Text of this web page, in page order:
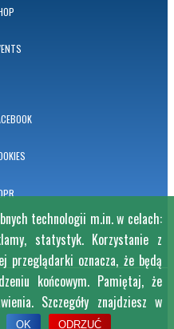
technologii m.in. w celach:
statystyk. Korzystanie z
przeglądarki oznacza, że będą
końcowym. Pamiętaj, że
Szczegóły znajdziesz w
OK ODRZUĆ